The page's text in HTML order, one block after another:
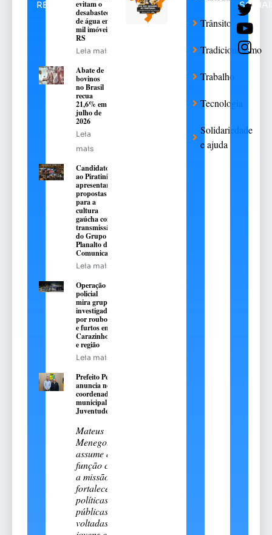
RELACIONADAS
evitam o
desabastecimento
de água em 376
mil imóveis no
RS
Leia mais
Abate de
bovinos
no Brasil
recua
21,6% em
julho de
2026
Leia
mais
Candidatos
ao Piratini
apresentarão
propostas
para a
cultura
gaúcha com
transmissão
do Grupo
Planalto de
Comunicação
Leia mais
Operação
policial
mira grupo
investigado
por roubos
e furtos em
Carazinho
e região
Leia mais
Prefeito Pedro
anuncia novo
coordenador
municipal da
Juventude
Mateus
Menegotto
assume a
função com
a missão de
fortalecer
políticas
públicas
voltadas aos
Trânsito
Tradicionalismo
Trabalho
Tecnologia
Solidariedade
e ajuda